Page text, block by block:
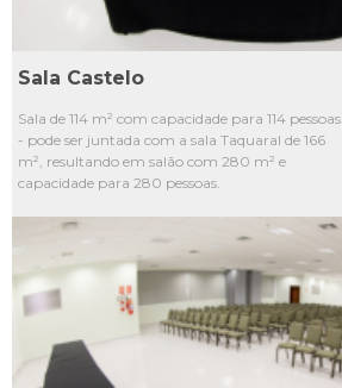
Sala Castelo
Sala de 114 m² com capacidade para 114 pessoas
- pode ser juntada com a sala Taquaral de 166
m², resultando em salão com 280 m² e
capacidade para 280 pessoas.
L3
L4